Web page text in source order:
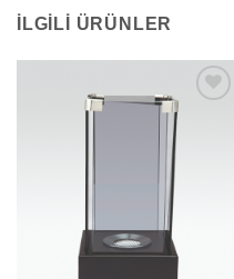
İLGILI ÜRÜNLER
İSTEK
LISTEME
EKLE